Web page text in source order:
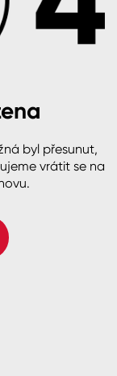
– Pá: 8:00–15:00
Worldwide
byl přesunut,
vrátit se na